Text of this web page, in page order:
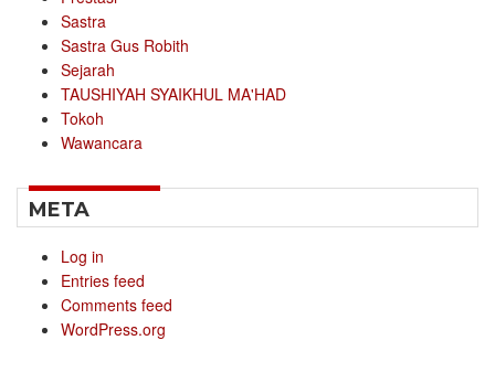
Sastra
Sastra Gus Robith
Sejarah
TAUSHIYAH SYAIKHUL MA'HAD
Tokoh
Wawancara
META
Log in
Entries feed
Comments feed
WordPress.org